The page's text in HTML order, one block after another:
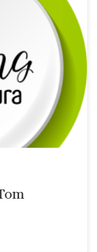
presetna el Grupo
del
y otros
mejora de la
de cultivo de […]